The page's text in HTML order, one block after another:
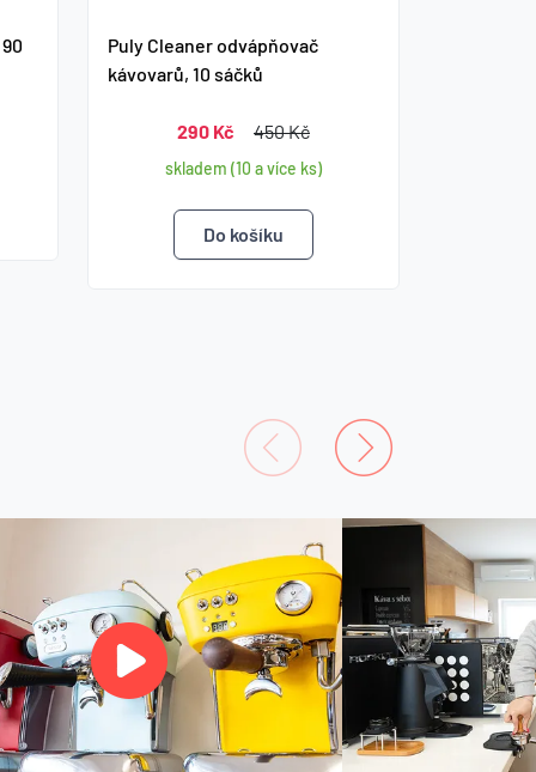
Puly Cleaner odvápňovač
kávovarů, 10 sáčků
290 Kč 450 Kč
skladem (10 a více ks)